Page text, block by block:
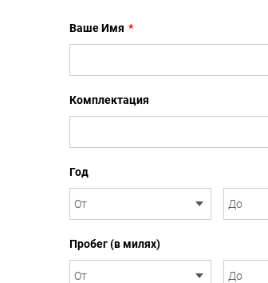
Ваше Имя *
Комплектация
Год
Пробег (в милях)